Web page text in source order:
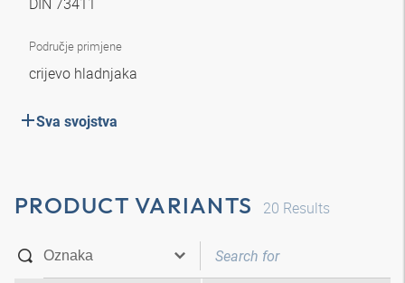
Područje primjene
crijevo hladnjaka
Sva svojstva
PRODUCT VARIANTS 20 Results